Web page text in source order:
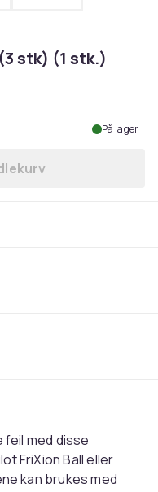
stk) (1 stk.)
På lager
Refill Pilot Frixion 07
med disse
FriXion Ball eller
kan brukes med